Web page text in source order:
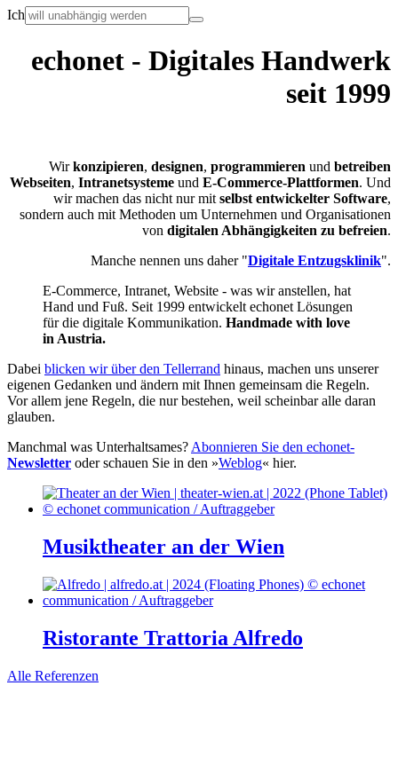
Ich
echonet - Digitales Handwerk
seit 1999
Wirkonzipieren, designen, programmieren und betreiben
Webseiten, Intranetsysteme und E-Commerce-Plattformen. Und
wir machen das nicht nur mit selbst entwickelter Software,
sondern auch mit Methoden um Unternehmen und Organisationen
von digitalen Abhängigkeiten zu befreien.
Manche nennen uns daher "Digitale Entzugsklinik".
E-Commerce, Intranet, Website - was wir anstellen, hat
Hand und Fuß. Seit 1999 entwickelt echonet Lösungen
für die digitale Kommunikation. Handmade with love
in Austria.
Dabei blicken wir über den Tellerrand hinaus, machen uns unserer
eigenen Gedanken und ändern mit Ihnen gemeinsam die Regeln.
Vor allem jene Regeln, die nur bestehen, weil scheinbar alle daran
glauben.
Manchmal was Unterhaltsames? Abonnieren Sie den echonet-
Newsletter oder schauen Sie in den »Weblog« hier.
Musiktheater an der Wien
Ristorante Trattoria Alfredo
Alle Referenzen